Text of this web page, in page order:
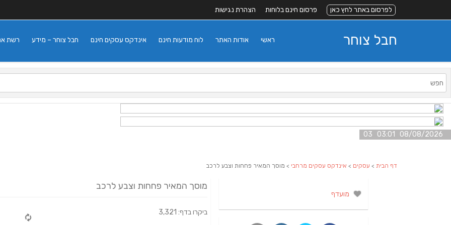
לפרסום באתר לחץ כאן פרסום חינם בלוחות הצהרת נגישות
חבל צוחר רשת חבל צוחר – מידע אינדקס עסקים חינם לוח מודעות חינם אודות האתר ראשי
08/08/2026 03:01 03
דף הבית > עסקים > אינדקס עסקים מרחבי > מוסך המאיר פחחות וצבע לרכב
מוסך המאיר פחחות וצבע לרכב
ביקרו בדף: 3,321
מועדף